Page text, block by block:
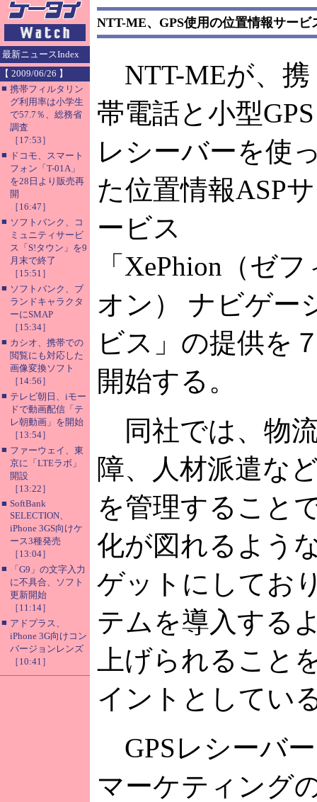
最新ニュースIndex
【 2009/06/26 】
■ 携帯フィルタリン
グ利用率は小学生
で57.7％、総務省
調査
［17:53］
■ ドコモ、スマート
フォン「T-01A」
を28日より販売再
開
［16:47］
■ ソフトバンク、コ
ミュニティサービ
ス「S!タウン」を9
月末で終了
［15:51］
■ ソフトバンク、ブ
ランドキャラクタ
ーにSMAP
［15:34］
■ カシオ、携帯での
閲覧にも対応した
画像変換ソフト
［14:56］
■ テレビ朝日、iモー
ドで動画配信「テ
レ朝動画」を開始
［13:54］
■ ファーウェイ、東
京に「LTEラボ」
開設
［13:22］
■ SoftBank
SELECTION、
iPhone 3GS向けケ
ース3種発売
［13:04］
■
「G9」の文字入力
に不具合、ソフト
更新開始
［11:14］
■ アドプラス、
iPhone 3G向けコン
バージョンレンズ
［10:41］
NTT-ME、GPS使用の位置情報サービ
NTT-MEが、携
帯電話と小型GPS
レシーバーを使
た位置情報ASPサ
ービス
「XePhion（ゼフ
オン） ナビゲー
ビス」の提供を
開始する。
同社では、物
障、人材派遣な
を管理すること
化が図れるよう
ゲットにしてお
テムを導入する
上げられること
イントとしてい
GPSレシーバ
マーケティング